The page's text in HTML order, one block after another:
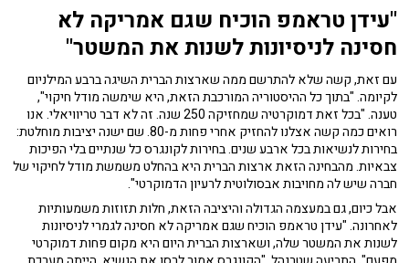
"עידן טראמפ הוכיח שגם אמריקה לא
חסינה לניסיונות לשנות את המשטר"
עם זאת, קשה שלא להתרשם ממה שארצות הברית השיגה ברבע המילניום
לקיומה. "בתוך כל ההיסטוריה המורכבת הזאת, היא שימשה מודל חיקוי",
טענה. "בכל זאת דמוקרטיה שמחזיקה 250 שנה. זה לא דבר טריוויאלי. אנו
רואים כמה קשה אצלנו להחזיק אחרי פחות מ-80. שם ישנה יציבות מוחלטת:
בחירות לנשיאות בכל ארבע שנים. בחירות לקונגרס כל שנתיים בלי הפיכות
צבאיות. מהבחינה הזאת ארצות הברית היא בהחלט משמשת מודל לחיקוי של
חברה שיש לה מחויבות אבסולוטית לרעיון הדמוקרטי".
אבל כיום, גם במעצמה הגדולה והיציבה הזאת, חלות תזוזות משמעותיות
לאחרונה. "עידן טראמפ הוכיח שגם אמריקה לא חסינה לגמרי לניסיונות
לשנות את המשטר שלה, ושארצות הברית היום היא מקום פחות דמוקרטי